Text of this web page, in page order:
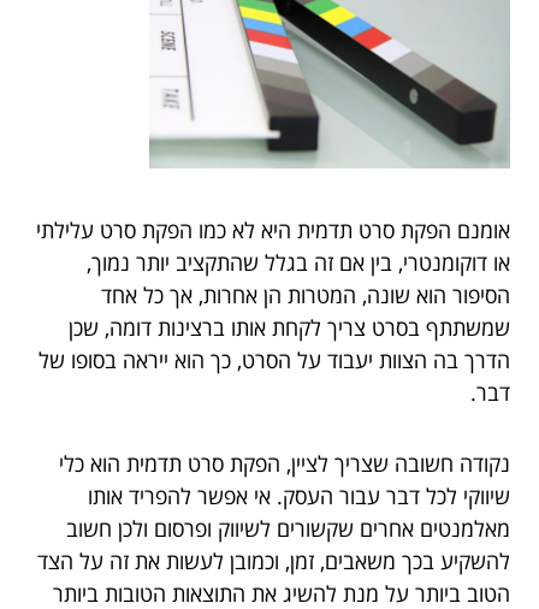
אומנם הפקת סרט תדמית היא לא כמו הפקת סרט עלילתי
או דוקומנטרי, בין אם זה בגלל שהתקציב יותר נמוך,
הסיפור הוא שונה, המטרות הן אחרות, אך כל אחד
שמשתתף בסרט צריך לקחת אותו ברצינות דומה, שכן
הדרך בה הצוות יעבוד על הסרט, כך הוא ייראה בסופו של
דבר.
נקודה חשובה שצריך לציין, הפקת סרט תדמית הוא כלי
שיווקי לכל דבר עבור העסק. אי אפשר להפריד אותו
מאלמנטים אחרים שקשורים לשיווק ופרסום ולכן חשוב
להשקיע בכך משאבים, זמן, וכמובן לעשות את זה על הצד
הטוב ביותר על מנת להשיג את התוצאות הטובות ביותר